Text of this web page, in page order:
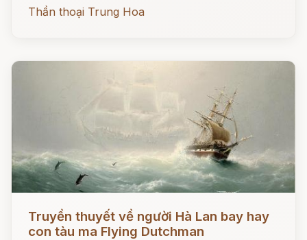
Thần thoại Trung Hoa
Đọc ngay
Truyền thuyết về người Hà Lan bay hay
con tàu ma Flying Dutchman